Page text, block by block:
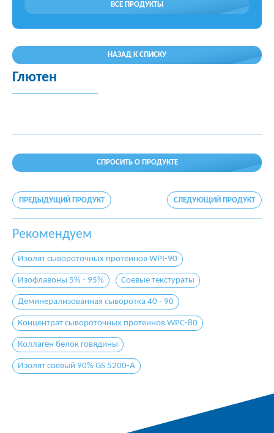
ВСЕ ПРОДУКТЫ
НАЗАД К СПИСКУ
Глютен
СПРОСИТЬ О ПРОДУКТЕ
ПРЕДЫДУЩИЙ ПРОДУКТ СЛЕДУЮЩИЙ ПРОДУКТ
Рекомендуем
Изолят сывороточных протеинов WPI-90
Изофлавоны 5% - 95% Соевые текстураты
Деминерализованная сыворотка 40 - 90
Концентрат сывороточных протеинов WPC-80
Коллаген белок говядины
Изолят соевый 90% GS 5200-A